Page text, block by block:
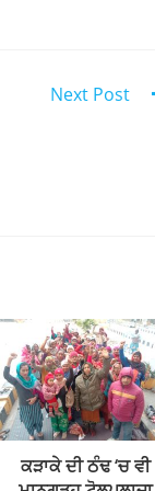
Next Post
ਕੜਾਕੇ ਦੀ ਠੰਢ ‘ਚ ਵੀ